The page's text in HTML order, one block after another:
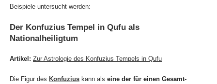
Beispiele untersucht werden:
Der Konfuzius Tempel in Qufu als
Nationalheiligtum
Artikel: Zur Astrologie des Konfuzius Tempels in Qufu
Die Figur des Konfuzius kann als eine der für einen Gesamt-